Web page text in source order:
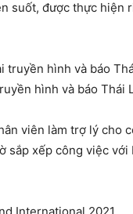
suốt, được thực hiện
hình và báo Thái
viên làm trợ lý cho
sắp xếp công việc